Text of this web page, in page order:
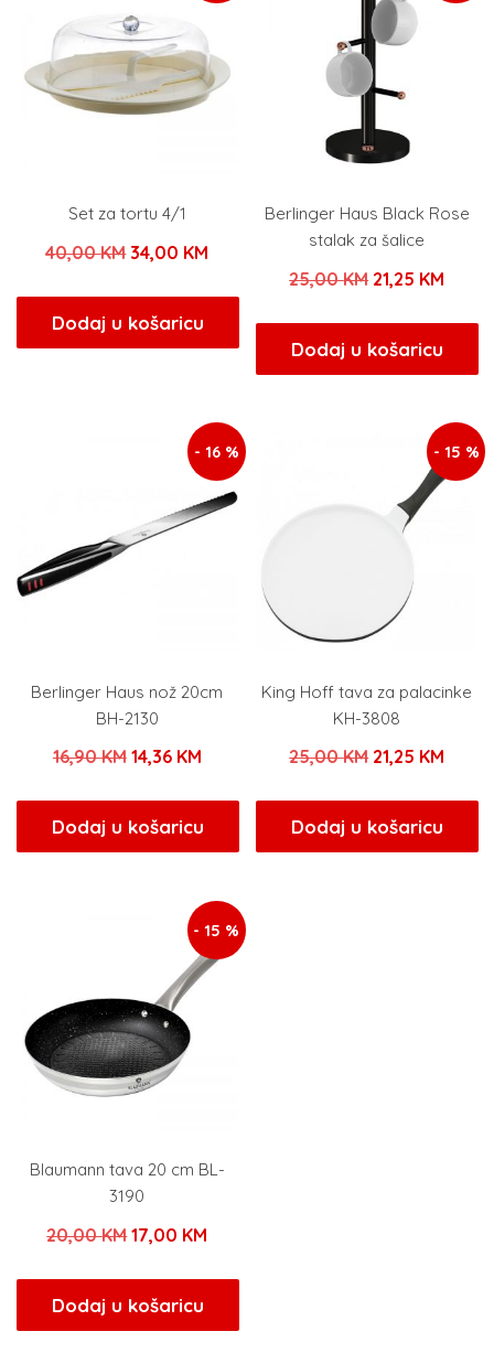
Set za tortu 4/1
40,00KM Izvorna
bila
je:
34,00 KM
34,00 KM.
Dodaj u košaricu
Berlinger Haus Black Rose
stalak za šalice
25,00KM Izvorna
bila
je:
21,25 KM
21,25
Dodaj u košaricu
- 16 %
Berlinger Haus nož 20cm
BH-2130
16,90KM Izvorna
bila
je:
14,36 KMTrenutna
je:
14,36 KM.
Dodaj u košaricu
- 15 %
King Hoff tava za palacinke
KH-3808
25,00KM Izvorna
bila
je:
21,25 KM
21,25
Dodaj u košaricu
- 15 %
Blaumann tava 20 cm BL-
3190
20,00KMIzvorna
bila
je:
17,00 KM
17,00 KM.
Dodaj u košaricu